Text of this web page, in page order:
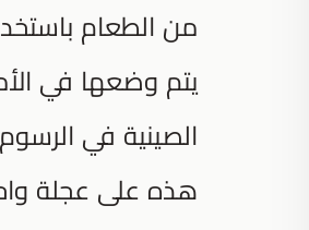
من الطعام
يتم وضعها في
هذه على عجلة